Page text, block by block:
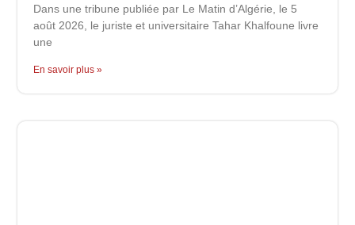
Dans une tribune publiée par Le Matin d’Algérie, le 5
août 2026, le juriste et universitaire Tahar Khalfoune livre
une
En savoir plus »